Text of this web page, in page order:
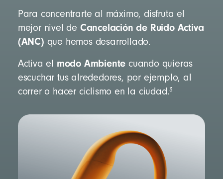
Para concentrarte al máximo, disfruta el
mejor nivel de Cancelación de Ruido Activa
(ANC) que hemos desarrollado.
Activa el modo Ambiente cuando quieras
escuchar tus alrededores, por ejemplo, al
correr o hacer ciclismo en la ciudad.3